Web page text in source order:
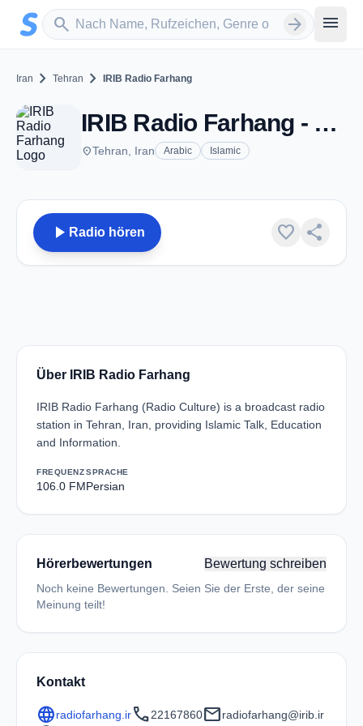
Zum Hauptinhalt springen
search
Sender suchen arrow_forward menu
Iran chevron_right Tehran chevron_right IRIB Radio Farhang
IRIB Radio Farhang - FM 106.0 - Tehran
placeTehran, Iran Arabic Islamic
play_arrow Radio hören favorite share
Über IRIB Radio Farhang
IRIB Radio Farhang (Radio Culture) is a broadcast radio
station in Tehran, Iran, providing Islamic Talk, Education
and Information.
FREQUENZ
106.0 FM
SPRACHE
Persian
Hörerbewertungen Bewertung schreiben
Noch keine Bewertungen. Seien Sie der Erste, der seine
Meinung teilt!
Kontakt
languageradiofarhang.ircall22167860mailradiofarhang@irib.ir